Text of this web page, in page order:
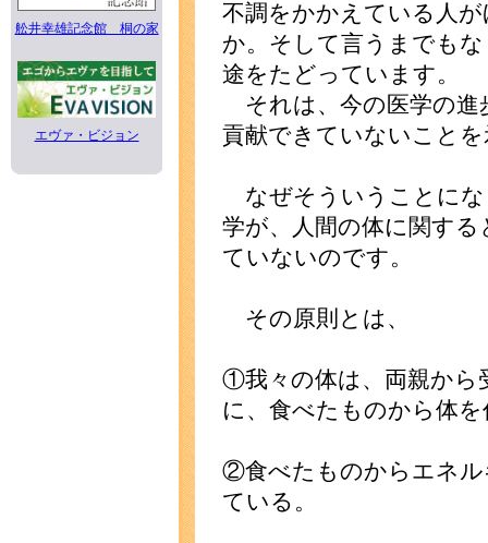
舩井幸雄記念館 桐の家
エヴァ・ビジョン
不調をかかえている人
か。そして言うまでも
途をたどっています。
それは、今の医学の進
貢献できていないこと
なぜそういうことにな
学が、人間の体に関す
ていないのです。
その原則とは、
①我々の体は、両親から
に、食べたものから体
②食べたものからエネル
ている。